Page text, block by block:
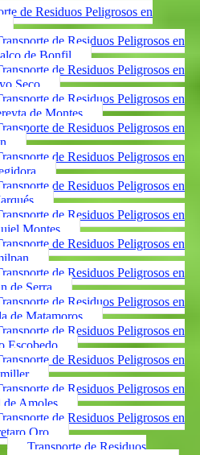
de Residuos Peligrosos en
de Residuos Peligrosos en
de Bonfil
de Residuos Peligrosos en
Seco
de Residuos Peligrosos en
de Montes
de Residuos Peligrosos en
de Residuos Peligrosos en
de Residuos Peligrosos en
de Residuos Peligrosos en
Montes
de Residuos Peligrosos en
de Residuos Peligrosos en
de Serra
de Residuos Peligrosos en
de Matamoros
de Residuos Peligrosos en
Escobedo
de Residuos Peligrosos en
de Residuos Peligrosos en
de Amoles
de Residuos Peligrosos en
Qro
Transporte de Residuos